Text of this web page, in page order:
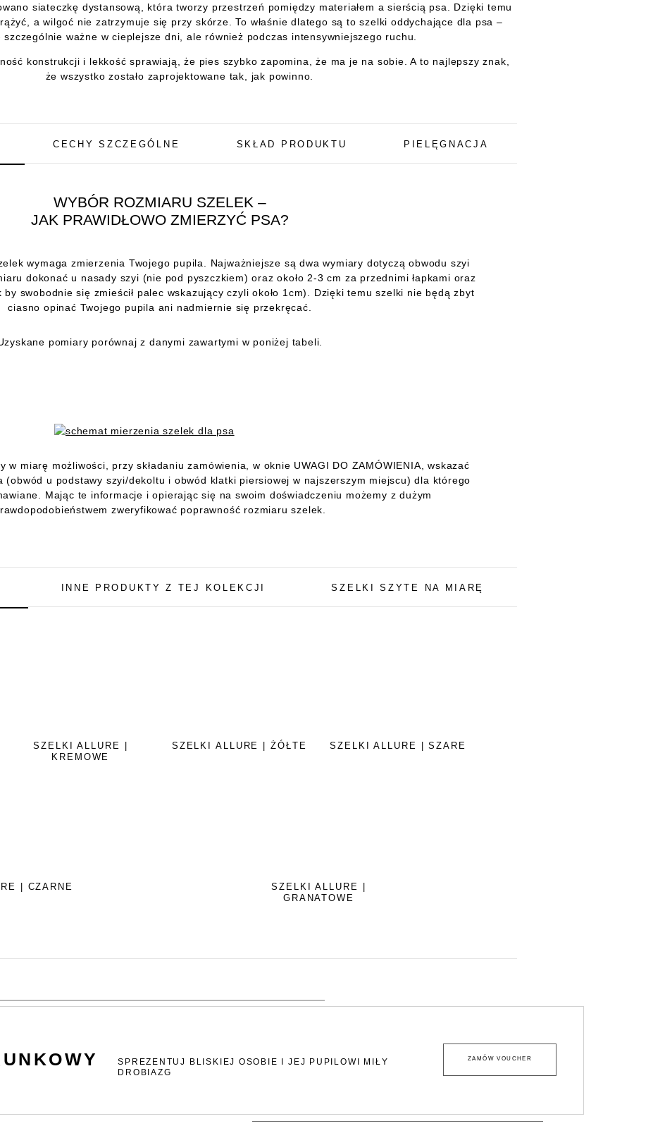
siateczkę dystansową, która tworzy przestrzeń pomiędzy materiałem a sierścią psa. Dzięki temu
a wilgoć nie zatrzymuje się przy skórze. To właśnie dlatego są to szelki oddychające dla psa –
szczególnie ważne w cieplejsze dni, ale również podczas intensywniejszego ruchu.
konstrukcji i lekkość sprawiają, że pies szybko zapomina, że ma je na sobie. A to najlepszy znak,
że wszystko zostało zaprojektowane tak, jak powinno.
CECHY SZCZEGÓLNE SKŁAD PRODUKTU PIELĘGNACJA
WYBÓR ROZMIARU SZELEK –
JAK PRAWIDŁOWO ZMIERZYĆ PSA?
wymaga zmierzenia Twojego pupila. Najważniejsze są dwa wymiary dotyczą obwodu szyi
dokonać u nasady szyi (nie pod pyszczkiem) oraz około 2-3 cm za przednimi łapkami oraz
swobodnie się zmieścił palec wskazujący czyli około 1cm). Dzięki temu szelki nie będą zbyt
ciasno opinać Twojego pupila ani nadmiernie się przekręcać.
pomiary porównaj z danymi zawartymi w poniżej tabeli.
w miarę możliwości, przy składaniu zamówienia, w oknie UWAGI DO ZAMÓWIENIA, wskazać
(obwód u podstawy szyi/dekoltu i obwód klatki piersiowej w najszerszym miejscu) dla którego
Mając te informacje i opierając się na swoim doświadczeniu możemy z dużym
zweryfikować poprawność rozmiaru szelek.
INNE PRODUKTY Z TEJ KOLEKCJI SZELKI SZYTE NA MIARĘ
SZELKI ALLURE |
KREMOWE
SZELKI ALLURE | ŻÓŁTE SZELKI ALLURE | SZARE
| CZARNE
SZELKI ALLURE |
GRANATOWE
SPREZENTUJ BLISKIEJ OSOBIE I JEJ PUPILOWI MIŁY
DROBIAZG
ZAMÓW VOUCHER